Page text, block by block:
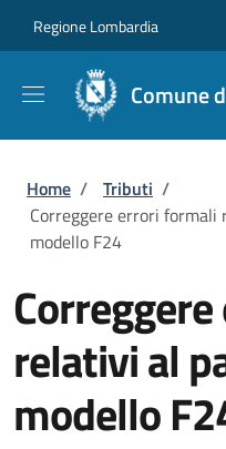
Regione Lombardia
Comune
Briciole di
Home / Tributi /
Correggere errori
modello F24
relativi al
modello